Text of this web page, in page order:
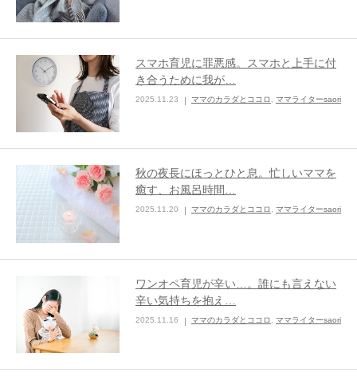
スマホ育児に罪悪感。スマホと上手に付
き合うために我が…
2025.11.23 ママのカラダとココロ ママライターsaori
秋の夜長にほっとひと息。忙しいママを
癒す、お風呂時間…
2025.11.20 ママのカラダとココロ , ママライターsaori
ワンオペ育児が辛い…。誰にも言えない
辛い気持ちを抱え…
2025.11.16 ママのカラダとココロ ママライターsaori